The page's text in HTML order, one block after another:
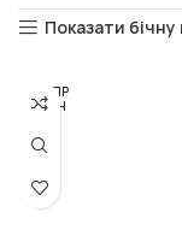
Показати
РОЗПР
ОДАН